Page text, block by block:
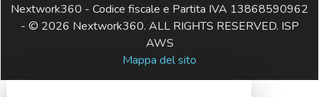
Nextwork360 - Codice fiscale e Partita IVA 13868590962
- © 2026 Nextwork360. ALL RIGHTS RESERVED. ISP
AWS
Mappa del sito